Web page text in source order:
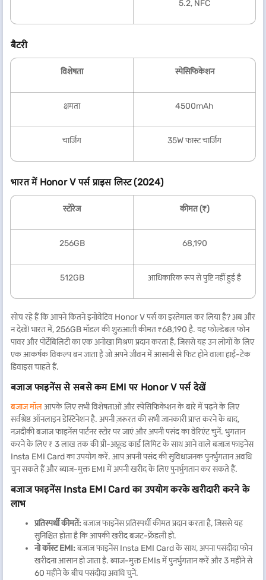
5.2, NFC
बैटरी
विशेषता स्पेसिफिकेशन
क्षमता 4500mAh
चार्जिंग 35W फास्ट चार्जिंग
भारत में Honor V पर्स प्राइस लिस्ट (2024)
स्टोरेज कीमत (₹)
256GB 68,190
512GB आधिकारिक रूप से पुष्टि नहीं हुई है
सोच रहे हैं कि आपने कितने इनोवेटिव Honor V पर्स का इस्तेमाल कर लिया है? अब और
न देखें! भारत में, 256GB मॉडल की शुरुआती कीमत ₹68,190 है. यह फोल्डेबल फोन
पावर और पोर्टेबिलिटी का एक अनोखा मिश्रण प्रदान करता है, जिससे यह उन लोगों के लिए
एक आकर्षक विकल्प बन जाता है जो अपने जीवन में आसानी से फिट होने वाला हाई-टेक
डिवाइस चाहते हैं.
बजाज फाइनेंस से सबसे कम EMI पर Honor V पर्स देखें
बजाज मॉलआपके लिए सभी विशेषताओं और स्पेसिफिकेशन के बारे में पढ़ने के लिए
सर्वश्रेष्ठ ऑनलाइन डेस्टिनेशन है. अपनी ज़रूरत की सभी जानकारी प्राप्त करने के बाद,
नज़दीकी बजाज फाइनेंस पार्टनर स्टोर पर जाएं और अपनी पसंद का वेरिएंट चुनें. भुगतान
करने के लिए ₹ 3 लाख तक की प्री-अप्रूव्ड कार्ड लिमिट के साथ आने वाले बजाज फाइनेंस
Insta EMI Card का उपयोग करें. आप अपनी पसंद की सुविधाजनक पुनर्भुगतान अवधि
चुन सकते हैं और ब्याज-मुक्त EMI में अपनी खरीद के लिए पुनर्भुगतान कर सकते हैं.
बजाज फाइनेंस Insta EMI Card का उपयोग करके खरीदारी करने के
लाभ
प्रतिस्पर्धी कीमतें: बजाज फाइनेंस प्रतिस्पर्धी कीमत प्रदान करता है, जिससे यह
सुनिश्चित होता है कि आपकी खरीद बजट-फ्रेंडली हो.
नो कॉस्ट EMI: बजाज फाइनेंस Insta EMI Card के साथ, अपना पसंदीदा फोन
खरीदना आसान हो जाता है. ब्याज-मुक्त EMIs में पुनर्भुगतान करें और 3 महीने से
60 महीने के बीच पसंदीदा अवधि चुनें.